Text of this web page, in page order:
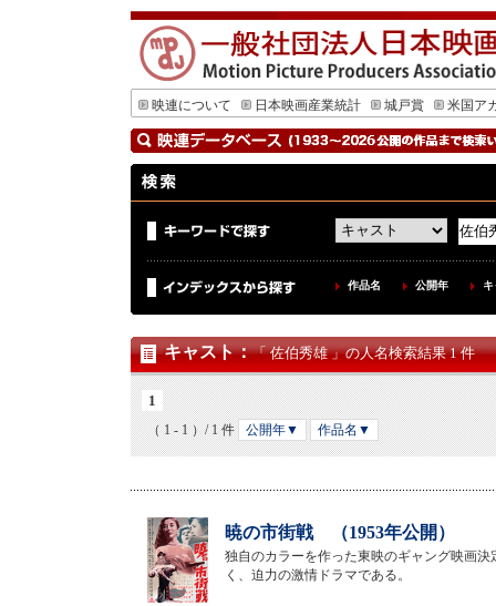
映連について 日本映画産業統計 城戸賞 米国ア
作品名 公開年
キャスト：「 佐伯秀雄 」の人名検索結果 1 件
1
（ 1 - 1 ）/ 1 件 公開年▼ 作品名▼
暁の市街戦 （1953年公開）
独自のカラーを作った東映のギャング映画
く、迫力の激情ドラマである。